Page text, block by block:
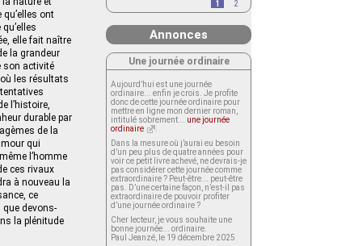
ont
elle fait naître
la grandeur
son activité
les résultats
l’histoire,
durable par
de la
qui
l’homme
ces rivaux
à nouveau la
ce
devons-
la plénitude
1
2
Annonces
Une journée ordinaire
Aujourd’hui est une journée
ordinaire... enfin je crois. Je profite
donc de cette journée ordinaire pour
mettre en ligne mon dernier roman,
intitulé sobrement... une journée
ordinaire
Dans la mesure où j’aurai eu besoin
d’un peu plus de quatre années pour
voir ce petit livre achevé, ne devrais-je
pas considérer cette journée comme
extraordinaire ? Peut-être... peut-être
pas. D’une certaine façon, n’est-il pas
extraordinaire de pouvoir profiter
d’une journée ordinaire ?
Cher lecteur, je vous souhaite une
bonne journée... ordinaire.
Paul Jeanzé, le 19 décembre 2025